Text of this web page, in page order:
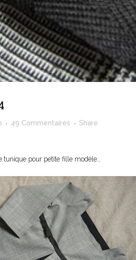
49 Commentaires Share
tunique pour petite fille modèle…